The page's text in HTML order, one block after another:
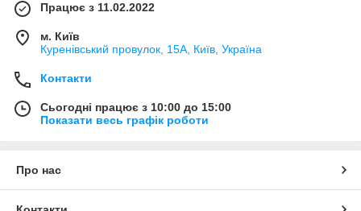
Працює з 11.02.2022
м. Київ
Куренівський провулок, 15А, Київ, Україна
Контакти
Сьогодні працює з 10:00 до 15:00
Показати весь графік роботи
Про нас